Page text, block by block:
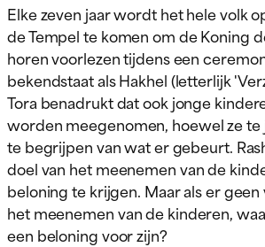
Elke zeven jaar wordt het hele volk
de Tempel te komen om de Koning
horen voorlezen tijdens een
bekendstaat als Hakhel (letterlijk
Tora benadrukt dat ook jonge
worden meegenomen, hoewel ze te
te begrijpen van wat er gebeurt.
doel van het meenemen van de
beloning te krijgen. Maar als er
het meenemen van de kinderen,
een beloning voor zijn?